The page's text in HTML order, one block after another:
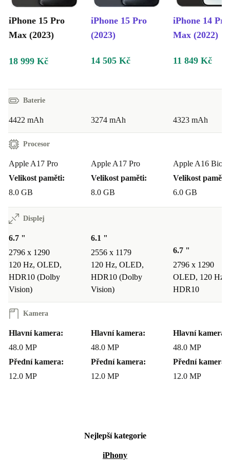
vyhovoval tvým potřebám.
6,7” OLED displej s frekvencí 120 Hz
Dynamický ostrov
48MP hlavní kamera, 5× zoom
Tlačítko Action
7 pro objektivů
4K60 ProRes
Odemkni svou kreativitu jako nikdy předtím se svým novým
renovovaným smartphonem
POŘIZUJ UMĚLECKÉ FOTOGRAFIE A ZACHYCUJ
PROFESIONÁLNÍM SYSTÉMEM KAMER
Díky 48MP profesionální hlavní kameře s optickou
renovovaný iPhone 15 Pro Max něco zcela nového, co tě
posune na vrchol fotografických zážitků! S
renovovaným iPhonem 15 Pro Max můžeš fotit od ultra
širokoúhlých záběrů po extrémně blízké díky dlouhé
ohniskové vzdálenosti, kterou tento úžasný iPhone má.
A nezapomeň, že fotky majípraktickou velikost
souboru
užitečnou pro ukládání a sdílení: Vyfotil jsi v
svou fotku, klepni na Upravit, klepni na Portrét, uprav
hloubku ostrosti a kouzlo je hotové! S možností upravit
iPhone 15 Pro
Max (2023)
iPhone 15 Pro
(2023)
iPhone 14 Pro
Max (2022)
18 999 Kč 14 505 Kč 11 849 Kč
Baterie
4422 mAh 3274 mAh 4323 mAh
Procesor
Apple A17 Pro
Velikost paměti:
8.0 GB
Apple A17 Pro
Velikost paměti:
8.0 GB
Apple A16
Velikost paměti:
6.0 GB
Displej
6.7 "
2796 x 1290
120 Hz, OLED,
HDR10 (Dolby
Vision)
6.1 "
2556 x 1179
120 Hz, OLED,
HDR10 (Dolby
Vision)
6.7 "
2796 x 1290
OLED, 120 Hz,
HDR10
Kamera
Hlavní kamera:
48.0 MP
Přední kamera:
12.0 MP
Hlavní kamera:
48.0 MP
Přední kamera:
12.0 MP
Hlavní kamera:
48.0 MP
Přední kamera:
12.0 MP
Nejlepší kategorie
iPhony